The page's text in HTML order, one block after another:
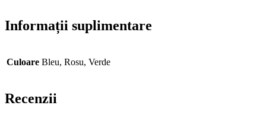
Informații suplimentare
Culoare Bleu, Rosu, Verde
Recenzii